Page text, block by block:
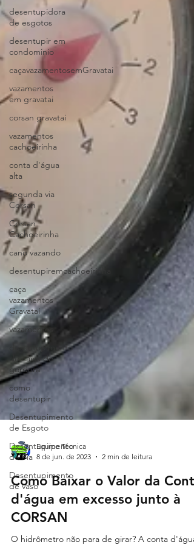
desentupidora
de esgotos
desentupir em
condominio
caçavazamentosemGravatai
vazamentos
em gravatai
corsan gravatai
vazamentos
cachoeirinha
conta d'água
alta
segunda via
Corsan
Corsan
Cachoeirinha
cano vazando
desentupiremcachoeirinha
caça
vazamentos
Gravataí
vazamentos
desentupimento
de caixa de
gordura
como
desentupir
Desentupimento
de Esgoto
Desentupimento
de Pia
Desentupimento
de vaso
8 de jun. de 2023
2 min de leitura
Como Baixar o Valor da Conta
d'água em excesso junto à
CORSAN